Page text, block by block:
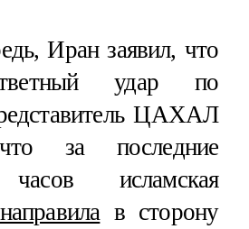
Иран заявил, что
удар по
ЦАХАЛ
за последние
часов исламская
направила в сторону